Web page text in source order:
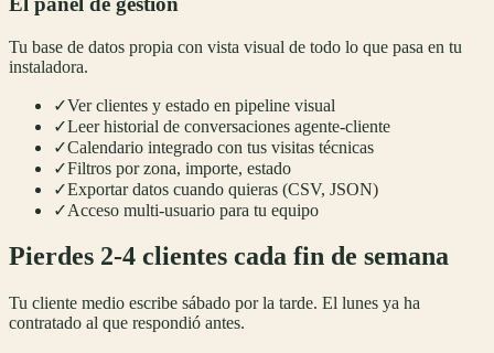
Tu base de datos propia con vista visual de todo lo que pasa en tu
instaladora.
✓Ver clientes y estado en pipeline visual
✓Leer historial de conversaciones agente-cliente
✓Calendario integrado con tus visitas técnicas
✓Filtros por zona, importe, estado
✓Exportar datos cuando quieras (CSV, JSON)
✓Acceso multi-usuario para tu equipo
Pierdes 2-4 clientes cada fin de semana
Tu cliente medio escribe sábado por la tarde. El lunes ya ha
contratado al que respondió antes.